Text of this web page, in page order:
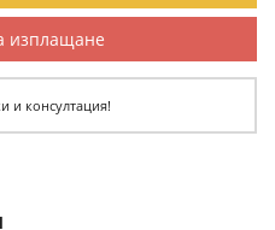
изплащане
и консултация!